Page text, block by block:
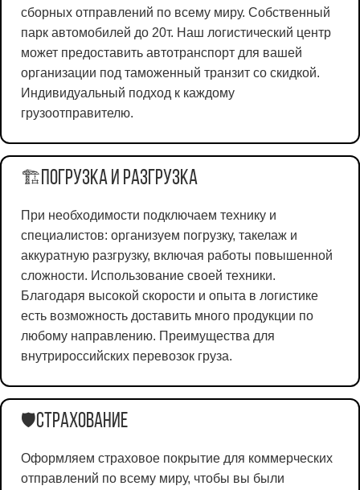
сборных отправлений по всему миру. Собственный
парк автомобилей до 20т. Наш логистический центр
может предоставить автотранспорт для вашей
организации под таможенный транзит со скидкой.
Индивидуальный подход к каждому
грузоотправителю.
🏗️Погрузка и разгрузка
При необходимости подключаем технику и
специалистов: организуем погрузку, такелаж и
аккуратную разгрузку, включая работы повышенной
сложности. Использование своей техники.
Благодаря высокой скорости и опыта в логистике
есть возможность доставить много продукции по
любому направлению. Преимущества для
внутрироссийских перевозок груза.
🛡️Страхование
Оформляем страховое покрытие для коммерческих
отправлений по всему миру, чтобы вы были